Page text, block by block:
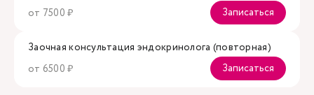
от 7500 ₽
Записаться
Заочная консультация эндокринолога (повторная)
от 6500 ₽
Записаться